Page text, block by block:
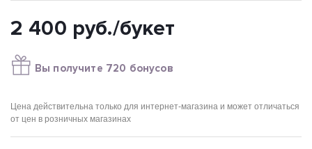
2 400 руб./букет
Вы получите 720 бонусов
Цена действительна только для интернет-магазина и может отличаться
от цен в розничных магазинах